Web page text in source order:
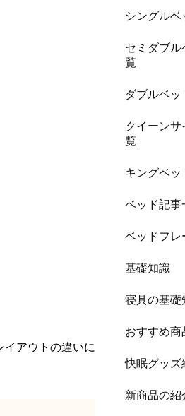
アウトの違いに
シングル
セミダブル
覧
ダブルベッ
クイーン
覧
キングベッ
ベッド記事
ベッドフレ
基礎知識
寝具の基礎
おすすめ商
快眠グッズ
新商品の紹